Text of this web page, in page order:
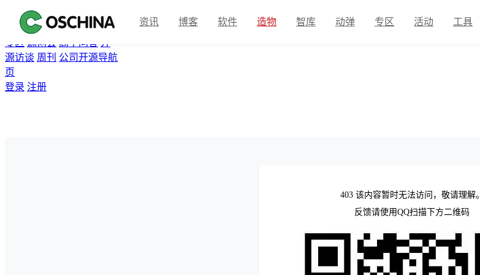
首页 开源软件
翻译 资讯 Gitee 众包 活动
专区 源创会 高手问答 开
源访谈 周刊 公司开源导航
页
登录 注册
资讯 博客 软件 造物 智库 动弹 专区 活动 工具
403 该内容暂时无法访问，敬请理解。
反馈请使用QQ扫描下方二维码